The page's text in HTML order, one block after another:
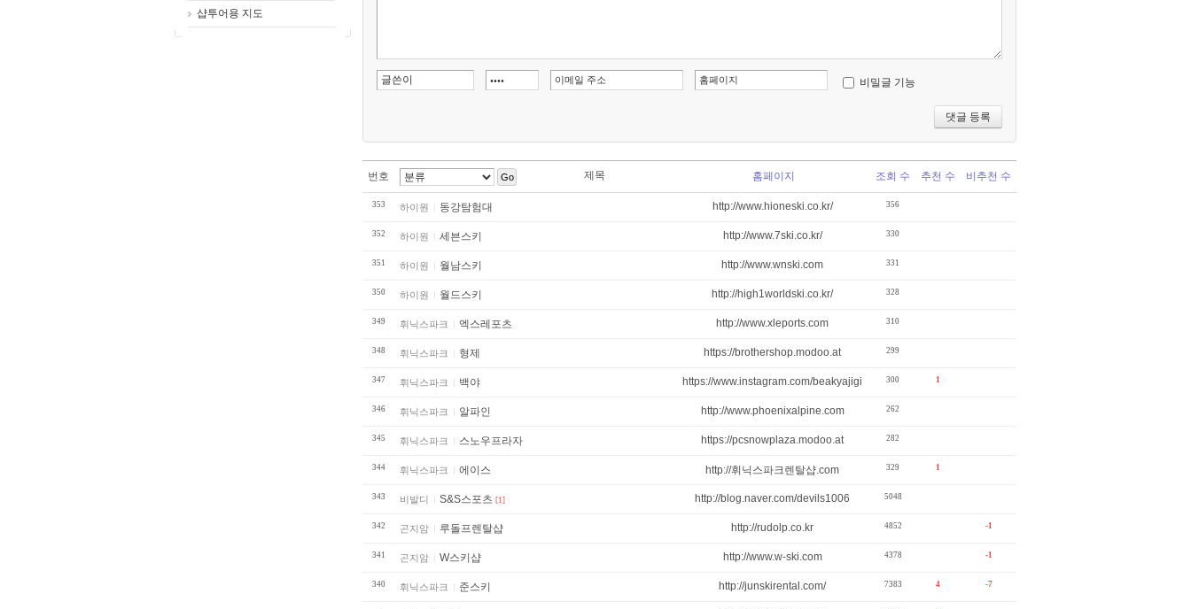
샵투어용 지도
비밀글 기능
번호 Go 제목 홈페이지 조회 수 추천 수 비추천 수
353 하이원 동강탐험대 http://www.hioneski.co.kr/ 356
352 하이원 세븐스키 http://www.7ski.co.kr/ 330
351 하이원 월남스키 http://www.wnski.com 331
350 하이원 월드스키 http://high1worldski.co.kr/ 328
349 휘닉스파크 엑스레포츠 http://www.xleports.com 310
348 휘닉스파크 형제 https://brothershop.modoo.at 299
347 휘닉스파크 백야 https://www.instagram.com/beakyajigi 300 1
346 휘닉스파크 알파인 http://www.phoenixalpine.com 262
345 휘닉스파크 스노우프라자 https://pcsnowplaza.modoo.at 282
344 휘닉스파크 에이스 http://휘닉스파크렌탈샵.com 329 1
343 비발디 S&S스포츠 [1] http://blog.naver.com/devils1006 5048
342 곤지암 루돌프렌탈샵 http://rudolp.co.kr 4852 -1
341 곤지암 W스키샵 http://www.w-ski.com 4378 -1
340 휘닉스파크 준스키 http://junskirental.com/ 7383 4 -7